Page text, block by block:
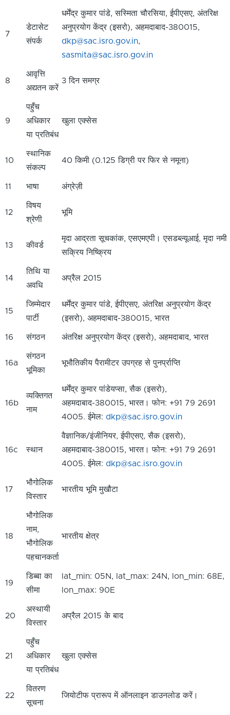
7
डेटासेट
संपर्क
धर्मेंद्र कुमार पांडे, सस्मिता चौरसिया, ईपीएसए, अंतरिक्ष
अनुप्रयोग केंद्र (इसरो), अहमदाबाद-380015,
dkp@sac.isro.gov.in,
sasmita@sac.isro.gov.in
8
आवृत्ति
अद्यतन करें
3 दिन समग्र
9
पहुँच
अधिकार
या प्रतिबंध
खुला एक्सेस
10
स्थानिक
संकल्प
40 किमी (0.125 डिग्री पर फिर से नमूना)
11 भाषा अंग्रेज़ी
12
विषय
श्रेणी
भूमि
13 कीवर्ड
मृदा आद्रता सूचकांक, एसएमएपी। एसडब्ल्यूआई, मृदा नमी
सक्रिय निष्क्रिय
14
तिथि या
अवधि
अप्रैल 2015
15
जिम्मेदार
पार्टी
धर्मेंद्र कुमार पांडे, ईपीएसए, अंतरिक्ष अनुप्रयोग केंद्र
(इसरो), अहमदाबाद-380015, भारत
16 संगठन अंतरिक्ष अनुप्रयोग केंद्र (इसरो), अहमदाबाद, भारत
16a
संगठन
भूमिका
भूभौतिकीय पैरामीटर उपग्रह से पुनर्प्राप्ति
16b
व्यक्तिगत
नाम
धर्मेंद्र कुमार पांडेयप्सा, सैक (इसरो),
अहमदाबाद-380015, भारत। फोन: +91 79 2691
4005. ईमेल: dkp@sac.isro.gov.in
16c स्थान
वैज्ञानिक/इंजीनियर, ईपीएसए, सैक (इसरो),
अहमदाबाद-380015, भारत। फोन: +91 79 2691
4005. ईमेल: dkp@sac.isro.gov.in
17
भौगोलिक
विस्तार
भारतीय भूमि मुखौटा
18
भौगोलिक
नाम,
भौगोलिक
पहचानकर्ता
भारतीय क्षेत्र
19
डिब्बा का
सीमा
lat_min: 05N, lat_max: 24N, lon_min: 68E,
lon_max: 90E
20
अस्थायी
विस्तार
अप्रैल 2015 के बाद
21
पहुँच
अधिकार
या प्रतिबंध
खुला एक्सेस
22
वितरण
सूचना
जियोटीफ प्रारूप में ऑनलाइन डाउनलोड करें।